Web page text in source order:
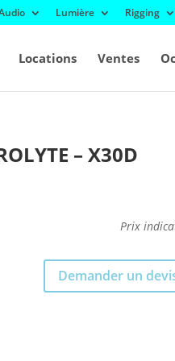
Lumière Rigging
Locations Ventes
– X30D
Prix
Demander un